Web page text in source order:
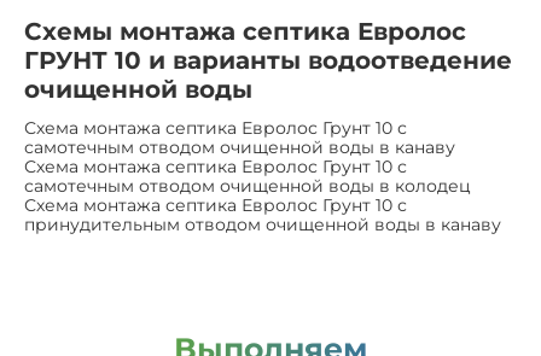
Схемы монтажа септика Евролос
ГРУНТ 10 и варианты водоотведение
очищенной воды
Схема монтажа септика Евролос Грунт 10 с
самотечным отводом очищенной воды в канаву
Схема монтажа септика Евролос Грунт 10 с
самотечным отводом очищенной воды в колодец
Схема монтажа септика Евролос Грунт 10 с
принудительным отводом очищенной воды в канаву
Выполняем